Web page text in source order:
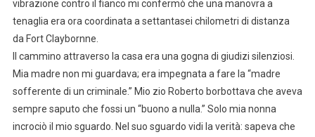
vibrazione contro il fianco mi confermò che una manovra a
tenaglia era ora coordinata a settantasei chilometri di distanza
da Fort Claybornne.
Il cammino attraverso la casa era una gogna di giudizi silenziosi.
Mia madre non mi guardava; era impegnata a fare la “madre
sofferente di un criminale.” Mio zio Roberto borbottava che aveva
sempre saputo che fossi un “buono a nulla.” Solo mia nonna
incrociò il mio sguardo. Nel suo sguardo vidi la verità: sapeva che